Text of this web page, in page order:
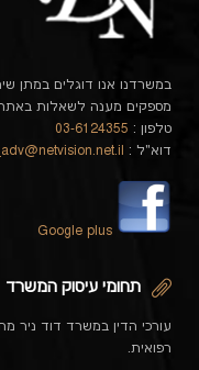
במשרדנו אנו דוגלים במתן
מספקים מענה לשאלות באתר
טלפון : 03-6124355
דוא"ל :
Google plus
תחומי עיסוק המשרד
עורכי הדין במשרד דוד ניר
רפואית.